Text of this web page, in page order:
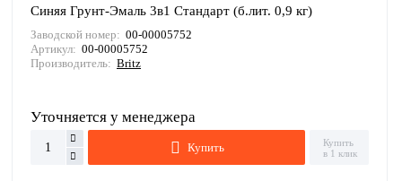
Синяя Грунт-Эмаль 3в1 Стандарт (б.лит. 0,9 кг)
Заводской номер: 00-00005752
Артикул: 00-00005752
Производитель: Britz
Уточняется у менеджера
Купить
Купить
в 1 клик